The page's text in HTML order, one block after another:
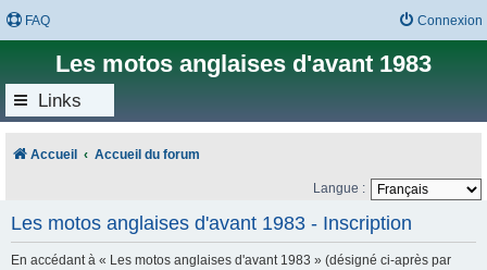
FAQ Connexion
Les motos anglaises d'avant 1983
Links
Accueil Accueil du forum
Langue :
Les motos anglaises d'avant 1983 - Inscription
En accédant à « Les motos anglaises d'avant 1983 » (désigné ci-après par